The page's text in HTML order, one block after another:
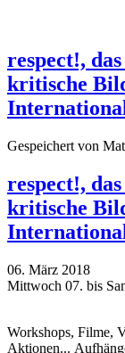
respect!,
kritische
Gespeichert von
respect!,
kritische
06. März 2018
Mittwoch 07. bis
Workshops, Filme,
Aktionen...